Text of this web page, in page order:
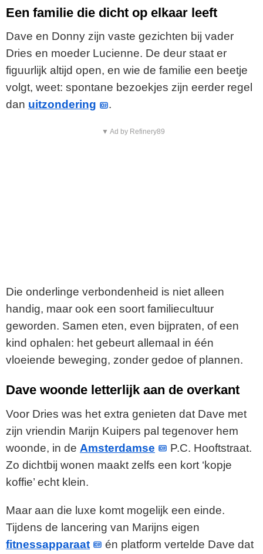
Een familie die dicht op elkaar leeft
Dave en Donny zijn vaste gezichten bij vader
Dries en moeder Lucienne. De deur staat er
figuurlijk altijd open, en wie de familie een beetje
volgt, weet: spontane bezoekjes zijn eerder regel
dan uitzondering .
▼ Ad by Refinery89
Die onderlinge verbondenheid is niet alleen
handig, maar ook een soort familiecultuur
geworden. Samen eten, even bijpraten, of een
kind ophalen: het gebeurt allemaal in één
vloeiende beweging, zonder gedoe of plannen.
Dave woonde letterlijk aan de overkant
Voor Dries was het extra genieten dat Dave met
zijn vriendin Marijn Kuipers pal tegenover hem
woonde, in de Amsterdamse
P.C. Hooftstraat.
Zo dichtbij wonen maakt zelfs een kort ‘kopje
koffie’ echt klein.
Maar aan die luxe komt mogelijk een einde.
Tijdens de lancering van Marijns eigen
fitnessapparaat
én platform vertelde Dave dat